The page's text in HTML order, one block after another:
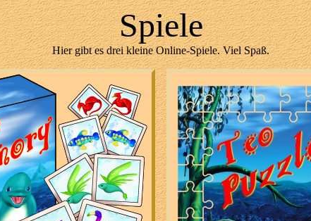
Spiele
Hier gibt es drei kleine Online-Spiele. Viel Spaß.